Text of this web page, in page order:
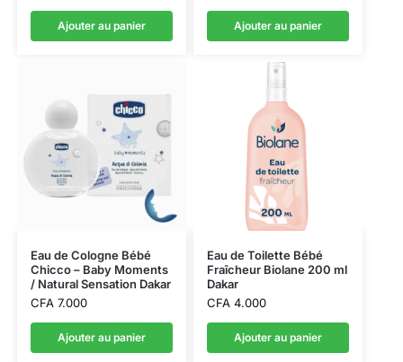
Ajouter au panier Ajouter au panier
Eau de Cologne Bébé
Chicco – Baby Moments
/ Natural Sensation Dakar
CFA7.000
Ajouter au panier
Eau de Toilette Bébé
Fraîcheur Biolane 200 ml
Dakar
CFA4.000
Ajouter au panier